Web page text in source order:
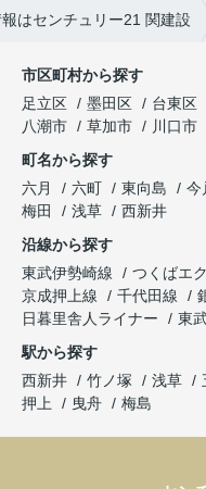
はセンチュリー21 関建設
市区町村から探す
足立区
墨田区 台東区
八潮市
草加市
川口市
町名から探す
六月
六町 東向島 今
梅田
浅草
西新井
沿線から探す
東武伊勢崎線
つくばエ
京成押上線
千代田線
日暮里舎人ライナー
東
駅から探す
西新井
竹ノ塚 浅草
押上
曳舟 梅島